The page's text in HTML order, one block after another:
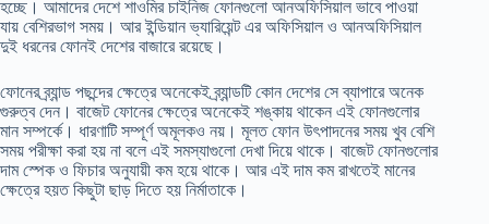
হচ্ছে। আমাদের দেশে শাওমির চাইনিজ ফোনগুলো আনঅফিসিয়াল ভাবে পাওয়া
যায় বেশিরভাগ সময়। আর ইন্ডিয়ান ভ্যারিয়েন্ট এর অফিসিয়াল ও আনঅফিসিয়াল
দুই ধরনের ফোনই দেশের বাজারে রয়েছে।
ফোনের ব্র্যান্ড পছন্দের ক্ষেত্রে অনেকেই ব্র্যান্ডটি কোন দেশের সে ব্যাপারে অনেক
গুরুত্ব দেন। বাজেট ফোনের ক্ষেত্রে অনেকেই শঙ্কায় থাকেন এই ফোনগুলোর
মান সম্পর্কে। ধারণাটি সম্পূর্ণ অমূলকও নয়। মূলত ফোন উৎপাদনের সময় খুব বেশি
সময় পরীক্ষা করা হয় না বলে এই সমস্যাগুলো দেখা দিয়ে থাকে। বাজেট ফোনগুলোর
দাম স্পেক ও ফিচার অনুযায়ী কম হয়ে থাকে। আর এই দাম কম রাখতেই মানের
ক্ষেত্রে হয়ত কিছুটা ছাড় দিতে হয় নির্মাতাকে।